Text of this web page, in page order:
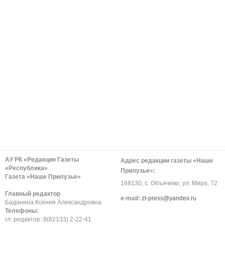
АУ РК «Редакция Газеты
«Республика»
Газета «Наше Прилузье»
Главный редактор
Баданина Ксения Александровна
Телефоны:
гл. редактор: 8(82133) 2-22-41
Адрес редакции газеты «Наше
Прилузье»:
168130, с. Объячево, ул. Мира, 72
е-mail: zt-press@yandex.ru